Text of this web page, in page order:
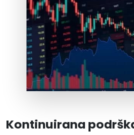
Kontinuirana